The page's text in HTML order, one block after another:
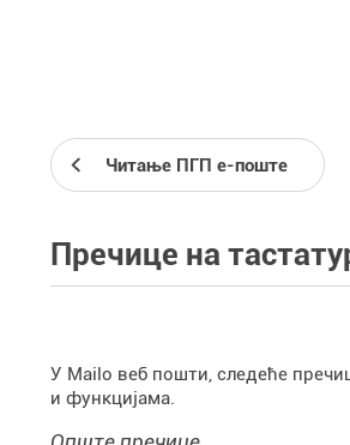
Читање ПГП е-поште
Пречице на
У Mailo веб пошти, следеће
и функцијама.